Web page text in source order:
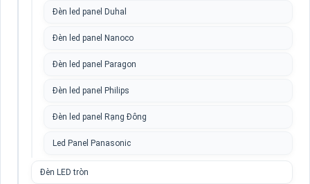
Đèn led panel Duhal
Đèn led panel Nanoco
Đèn led panel Paragon
Đèn led panel Philips
Đèn led panel Rạng Đông
Led Panel Panasonic
Đèn LED tròn